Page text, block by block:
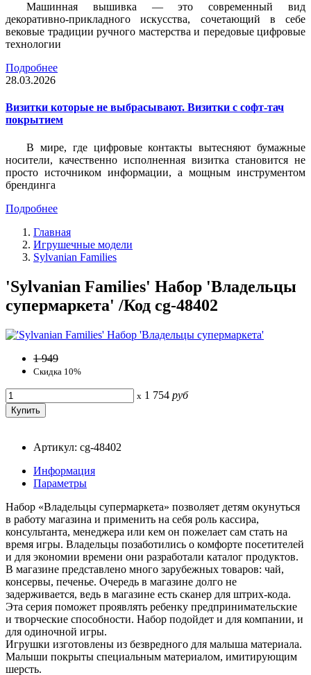
Машинная вышивка — это современный вид
декоративно-прикладного искусства, сочетающий в себе
вековые традиции ручного мастерства и передовые цифровые
технологии
Подробнее
28.03.2026
Визитки которые не выбрасывают. Визитки с софт-тач
покрытием
В мире, где цифровые контакты вытесняют бумажные
носители, качественно исполненная визитка становится не
просто источником информации, а мощным инструментом
брендинга
Подробнее
Главная
Игрушечные модели
Sylvanian Families
'Sylvanian Families' Набор 'Владельцы
супермаркета' /Код cg-48402
1 949
Скидка 10%
x 1 754 руб
Артикул: cg-48402
Информация
Параметры
Набор «Владельцы супермаркета» позволяет детям окунуться
в работу магазина и применить на себя роль кассира,
консультанта, менеджера или кем он пожелает сам стать на
время игры. Владельцы позаботились о комфорте посетителей
и для экономии времени они разработали каталог продуктов.
В магазине представлено много зарубежных товаров: чай,
консервы, печенье. Очередь в магазине долго не
задерживается, ведь в магазине есть сканер для штрих-кода.
Эта серия поможет проявлять ребенку предпринимательские
и творческие способности. Набор подойдет и для компании, и
для одиночной игры.
Игрушки изготовлены из безвредного для малыша материала.
Малыши покрыты специальным материалом, имитирующим
шерсть.